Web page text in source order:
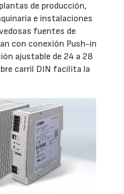
de producción,
e instalaciones
fuentes de
con conexión Push-in
ajustable de 24 a 28
carril DIN facilita la